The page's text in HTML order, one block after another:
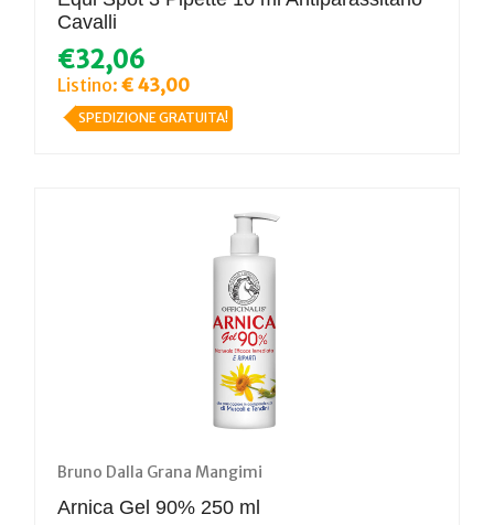
Cavalli
€32,06
Listino: € 43,00
SPEDIZIONE GRATUITA!
Bruno Dalla Grana Mangimi
Arnica Gel 90% 250 ml